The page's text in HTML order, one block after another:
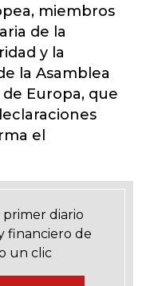
miembros
de la
y la
la Asamblea
Europa, que
el
diario
financiero de
un clic